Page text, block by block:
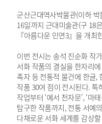
군산근대역사박물관(이하
16일까지 근대미술관(구 18
『아름다운 인연3』을 개최
이번 전시는 송석 진순화 작
서화 작품의 결실을 한자리
족자 등 전통적 물건에 한글,
작품 30여 점이 전시된다.
작업부터 ‘예서 천자문’, ‘마
탐구한 작품까지, 전통 서예
다채로운 서화 세계를 감상